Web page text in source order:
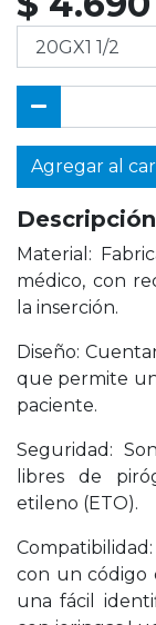
Agregar al
Descripción
Material:
médico, con
la inserción.
Diseño:
que permite
paciente.
Seguridad:
libres de
etileno (ETO).
con un código
una fácil